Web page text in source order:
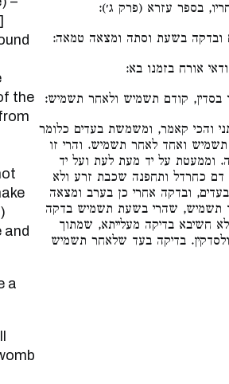
the
and
בספר עזרא (פרק ג׳):
ובדקה בשעת וסתה ומצאה טמאה:
אורח בזמנו בא:
בסדין, קודם תשמיש ולאחר תשמיש:
והכי קאמר, ומשמשת בעדים כלומר
ואחד לאחר תשמיש. והרי זו
וממעטת על יד מעת לעת ועל יד
כחרדל ותחפנה שכבת זרע ולא
ובדקה אחרי כן בערב ומצאה
תשמיש, שהרי בשעת תשמיש בדקה
חשיבא בדיקה מעלייתא, שמתוך
בדיקה בעד שלאחר תשמיש